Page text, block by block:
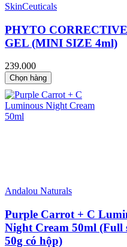
SkinCeuticals
PHYTO CORRECTIVE
GEL (MINI SIZE 4ml)
239.000
Chọn hàng
Andalou Naturals
Purple Carrot + C
Night Cream 50ml (Full
50g có hộp)